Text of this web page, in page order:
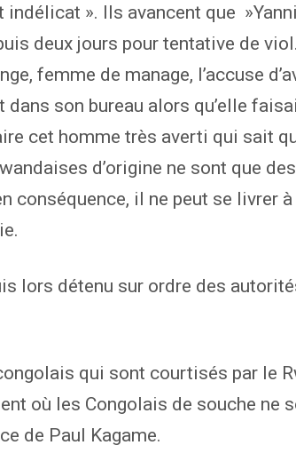
». Ils avancent que
deux jours pour tentative de
femme de manage, l’accuse
dans son bureau alors qu’elle
cet homme très averti qui sait
d’origine ne sont que des
conséquence, il ne peut se livrer
lors détenu sur ordre des
qui sont courtisés par le
où les Congolais de souche ne
de Paul Kagame.